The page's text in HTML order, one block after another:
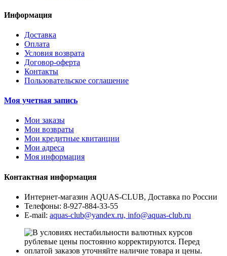
Информация
Доставка
Оплата
Условия возврата
Договор-оферта
Контакты
Пользовательское соглашение
Моя учетная запись
Мои заказы
Мои возвраты
Мои кредитные квитанции
Мои адреса
Моя информация
Контактная информация
Интернет-магазин AQUAS-CLUB, Доставка по России
Телефоны: 8-927-884-33-55
E-mail: aquas-club@yandex.ru, info@aquas-club.ru